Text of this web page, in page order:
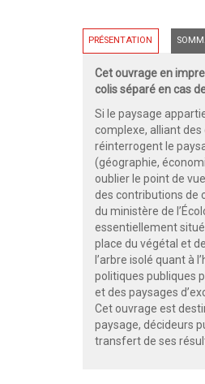
PRÉSENTATION
Cet ouvrage en
colis séparé en cas
Si le paysage
complexe, alliant
réinterrogent le
(géographie,
oublier le point de
des contributions de
du ministère de
essentiellement
place du végétal et
l’arbre isolé quant à
politiques publiques
et des paysages
Cet ouvrage est
paysage, décideurs
transfert de ses